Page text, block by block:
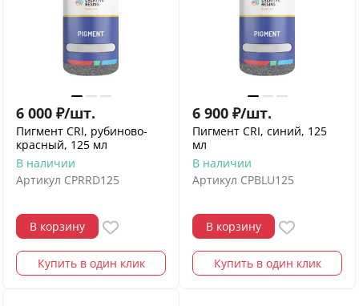
6 000 ₽/шт.
Пигмент CRI, рубиново-
красный, 125 мл
В наличии
Артикул CPRRD125
В корзину
Купить в один клик
6 900 ₽/шт.
Пигмент CRI, синий, 125
мл
В наличии
Артикул CPBLU125
В корзину
Купить в один клик